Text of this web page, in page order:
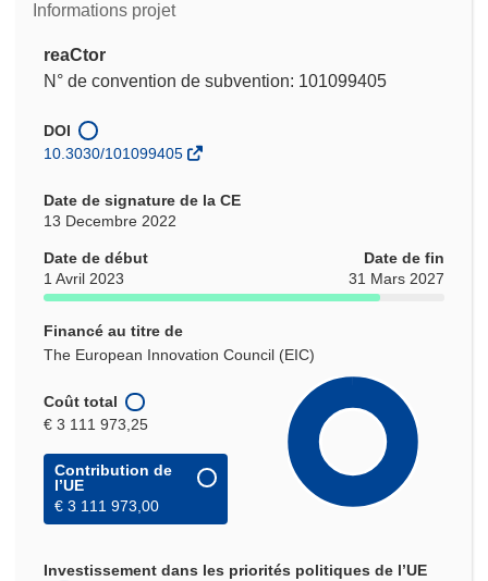
Informations projet
reaCtor
N° de convention de subvention: 101099405
DOI
10.3030/101099405
Date de signature de la CE
13 Decembre 2022
Date de début
1 Avril 2023
Date de fin
31 Mars 2027
Financé au titre de
The European Innovation Council (EIC)
Coût total
€ 3 111 973,25
Contribution de
l’UE
€ 3 111 973,00
Investissement dans les priorités politiques de l’UE